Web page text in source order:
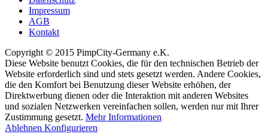
Impressum
AGB
Kontakt
Copyright © 2015 PimpCity-Germany e.K.
Diese Website benutzt Cookies, die für den technischen Betrieb der
Website erforderlich sind und stets gesetzt werden. Andere Cookies,
die den Komfort bei Benutzung dieser Website erhöhen, der
Direktwerbung dienen oder die Interaktion mit anderen Websites
und sozialen Netzwerken vereinfachen sollen, werden nur mit Ihrer
Zustimmung gesetzt. Mehr Informationen
Ablehnen Konfigurieren